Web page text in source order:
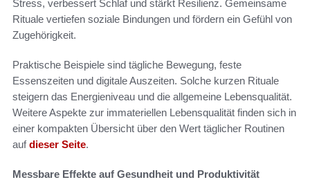
Stress, verbessert Schlaf und stärkt Resilienz. Gemeinsame
Rituale vertiefen soziale Bindungen und fördern ein Gefühl von
Zugehörigkeit.
Praktische Beispiele sind tägliche Bewegung, feste
Essenszeiten und digitale Auszeiten. Solche kurzen Rituale
steigern das Energieniveau und die allgemeine Lebensqualität.
Weitere Aspekte zur immateriellen Lebensqualität finden sich in
einer kompakten Übersicht über den Wert täglicher Routinen
aufdieser Seite.
Messbare Effekte auf Gesundheit und Produktivität